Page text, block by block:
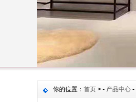
你的位置： 首页 > - 产品中心 -